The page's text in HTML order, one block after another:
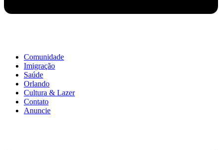
Comunidade
Imigração
Saúde
Orlando
Cultura & Lazer
Contato
Anuncie